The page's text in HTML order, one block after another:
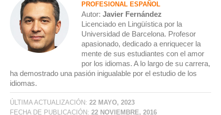
PROFESIONAL ESPAÑOL
Autor: Javier Fernández
Licenciado en Lingüística por la
Universidad de Barcelona. Profesor
apasionado, dedicado a enriquecer la
mente de sus estudiantes con el amor
por los idiomas. A lo largo de su carrera,
ha demostrado una pasión inigualable por el estudio de los
idiomas.
ÚLTIMA ACTUALIZACIÓN: 22 MAYO, 2023
FECHA DE PUBLICACIÓN: 22 NOVIEMBRE, 2016